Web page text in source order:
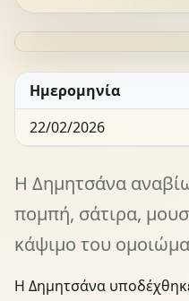
Ημερομηνία
22/02/2026
Η Δημητσάνα
πομπή, σάτιρα,
κάψιμο του
Η Δημητσάνα